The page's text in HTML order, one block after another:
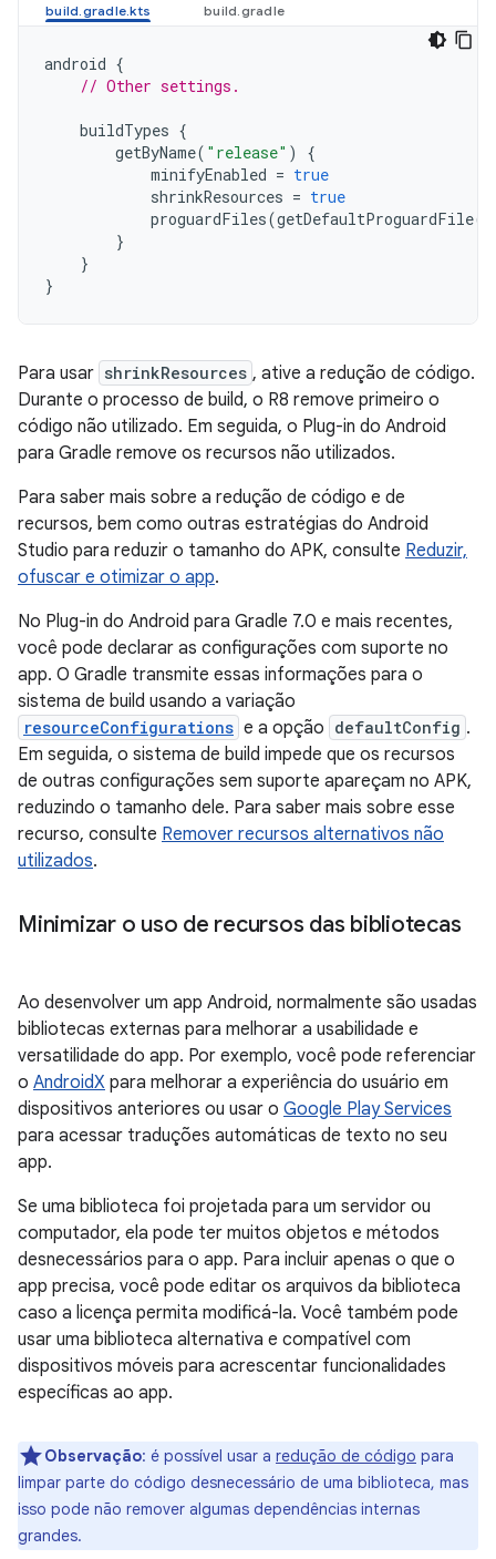
android {
// Other settings.
buildTypes {
getByName( "release" )
{
minifyEnabled = true
shrinkResources = true
proguardFiles(getDefaultProguardFile(
}
}
}
Para usar shrinkResources , ative a redução de código.
Durante o processo de build, o R8 remove primeiro o
código não utilizado. Em seguida, o Plug-in do Android
para Gradle remove os recursos não utilizados.
Para saber mais sobre a redução de código e de
recursos, bem como outras estratégias do Android
Studio para reduzir o tamanho do APK, consulte Reduzir,
ofuscar e otimizar o app.
No Plug-in do Android para Gradle 7.0 e mais recentes,
você pode declarar as configurações com suporte no
app. O Gradle transmite essas informações para o
sistema de build usando a variação
resourceConfigurations e a opção defaultConfig .
Em seguida, o sistema de build impede que os recursos
de outras configurações sem suporte apareçam no APK,
reduzindo o tamanho dele. Para saber mais sobre esse
recurso, consulte Remover recursos alternativos não
utilizados.
Minimizar o uso de recursos das bibliotecas
Ao desenvolver um app Android, normalmente são usadas
bibliotecas externas para melhorar a usabilidade e
versatilidade do app. Por exemplo, você pode referenciar
o AndroidX para melhorar a experiência do usuário em
dispositivos anteriores ou usar o Google Play Services
para acessar traduções automáticas de texto no seu
app.
Se uma biblioteca foi projetada para um servidor ou
computador, ela pode ter muitos objetos e métodos
desnecessários para o app. Para incluir apenas o que o
app precisa, você pode editar os arquivos da biblioteca
caso a licença permita modificá-la. Você também pode
usar uma biblioteca alternativa e compatível com
dispositivos móveis para acrescentar funcionalidades
específicas ao app.
Observação: é possível usar a redução de código para
limpar parte do código desnecessário de uma biblioteca, mas
isso pode não remover algumas dependências internas
grandes.